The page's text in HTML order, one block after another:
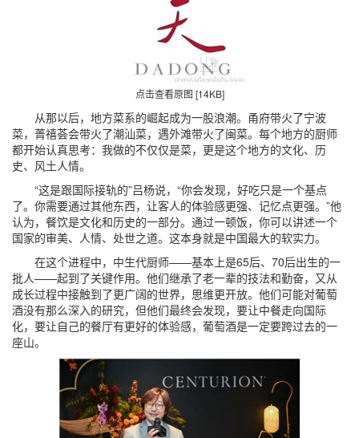
点击查看原图 [14KB]
从那以后，地方菜系的崛起成为一股浪潮。甬府带火了宁波
菜，菁禧荟会带火了潮汕菜，遇外滩带火了闽菜。每个地方的厨师
都开始认真思考：我做的不仅仅是菜，更是这个地方的文化、历
史、风土人情。
“这是跟国际接轨的”吕杨说，“你会发现，好吃只是一个基点
了。你需要通过其他东西，让客人的体验感更强、记忆点更强。”他
认为，餐饮是文化和历史的一部分。通过一顿饭，你可以讲述一个
国家的审美、人情、处世之道。这本身就是中国最大的软实力。
在这个进程中，中生代厨师——基本上是65后、70后出生的一
批人——起到了关键作用。他们继承了老一辈的技法和勤奋，又从
成长过程中接触到了更广阔的世界，思维更开放。他们可能对葡萄
酒没有那么深入的研究，但他们最终会发现，要让中餐走向国际
化，要让自己的餐厅有更好的体验感，葡萄酒是一定要跨过去的一
座山。